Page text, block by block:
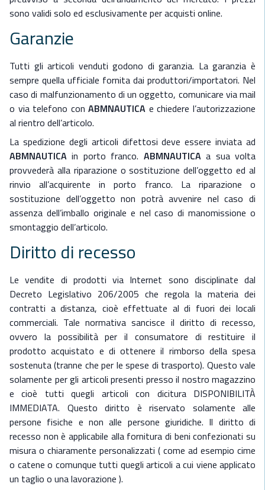
sono validi solo ed esclusivamente per acquisti online.
Garanzie
Tutti gli articoli venduti godono di garanzia. La garanzia è
sempre quella ufficiale fornita dai produttori/importatori. Nel
caso di malfunzionamento di un oggetto, comunicare via mail
o via telefono conABMNAUTICA e chiedere l’autorizzazione
al rientro dell’articolo.
La spedizione degli articoli difettosi deve essere inviata ad
ABMNAUTICA in porto franco. ABMNAUTICAa sua volta
provvederà alla riparazione o sostituzione dell’oggetto ed al
rinvio all’acquirente in porto franco. La riparazione o
sostituzione dell’oggetto non potrà avvenire nel caso di
assenza dell’imballo originale e nel caso di manomissione o
smontaggio dell’articolo.
Diritto di recesso
Le vendite di prodotti via Internet sono disciplinate dal
Decreto Legislativo 206/2005 che regola la materia dei
contratti a distanza, cioè effettuate al di fuori dei locali
commerciali. Tale normativa sancisce il diritto di recesso,
ovvero la possibilità per il consumatore di restituire il
prodotto acquistato e di ottenere il rimborso della spesa
sostenuta (tranne che per le spese di trasporto). Questo vale
solamente per gli articoli presenti presso il nostro magazzino
e cioè tutti quegli articoli con dicitura DISPONIBILITÀ
IMMEDIATA. Questo diritto è riservato solamente alle
persone fisiche e non alle persone giuridiche. Il diritto di
recesso non è applicabile alla fornitura di beni confezionati su
misura o chiaramente personalizzati ( come ad esempio cime
o catene o comunque tutti quegli articoli a cui viene applicato
un taglio o una lavorazione ).